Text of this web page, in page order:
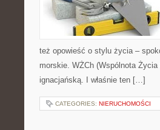
też opowieść o stylu życia –
morskie. WŻCh (Wspólnota
ignacjańską. I właśnie ten […]
CATEGORIES: NIERUCHOMOŚCI